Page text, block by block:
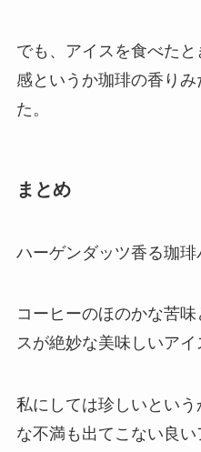
でも、アイスを食べた
感というか珈琲の香り
た。
まとめ
ハーゲンダッツ香る珈琲
コーヒーのほのかな苦
スが絶妙な美味しいアイ
私にしては珍しいとい
な不満も出てこない良い